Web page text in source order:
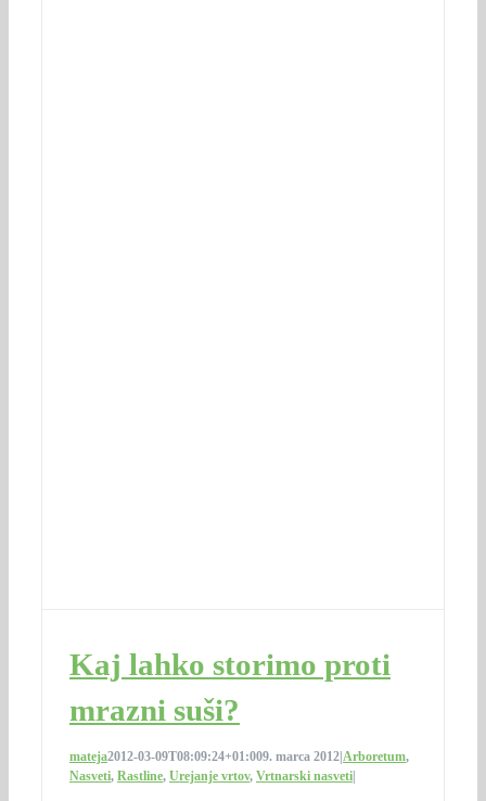
Kaj lahko storimo proti
mrazni suši?
mateja2012-03-09T08:09:24+01:009. marca 2012 Arboretum,
Nasveti, Rastline, Urejanje vrtov, Vrtnarski nasveti